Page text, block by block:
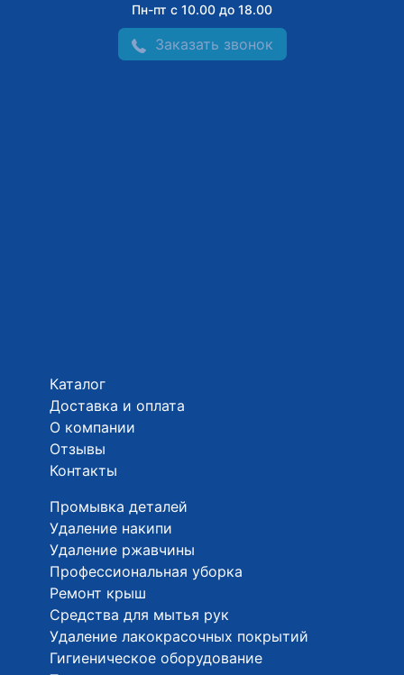
Пн-пт с 10.00 до 18.00
Заказать звонок
Каталог
Доставка и оплата
О компании
Отзывы
Контакты
Промывка деталей
Удаление накипи
Удаление ржавчины
Профессиональная уборка
Ремонт крыш
Средства для мытья рук
Удаление лакокрасочных покрытий
Гигиеническое оборудование